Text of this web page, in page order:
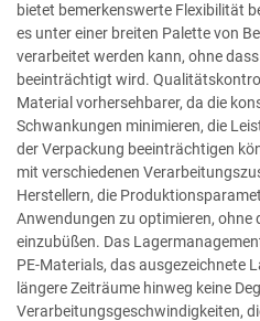
bietet bemerkenswerte Flexibilität
es unter einer breiten Palette von
verarbeitet werden kann, ohne
beeinträchtigt wird.
Material vorhersehbarer, da die
Schwankungen minimieren, die
der Verpackung beeinträchtigen
mit verschiedenen
Herstellern, die
Anwendungen zu optimieren, ohne
einzubüßen. Das
PE-Materials, das ausgezeichnete
längere Zeiträume hinweg keine
Verarbeitungsgeschwindigkeiten,